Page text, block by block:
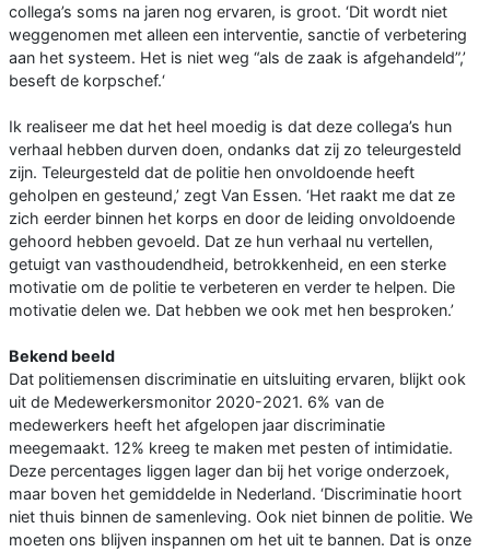
collega’s soms na jaren nog ervaren, is groot. ‘Dit wordt niet
weggenomen met alleen een interventie, sanctie of verbetering
aan het systeem. Het is niet weg “als de zaak is afgehandeld”,’
beseft de korpschef.‘
Ik realiseer me dat het heel moedig is dat deze collega’s hun
verhaal hebben durven doen, ondanks dat zij zo teleurgesteld
zijn. Teleurgesteld dat de politie hen onvoldoende heeft
geholpen en gesteund,’ zegt Van Essen. ‘Het raakt me dat ze
zich eerder binnen het korps en door de leiding onvoldoende
gehoord hebben gevoeld. Dat ze hun verhaal nu vertellen,
getuigt van vasthoudendheid, betrokkenheid, en een sterke
motivatie om de politie te verbeteren en verder te helpen. Die
motivatie delen we. Dat hebben we ook met hen besproken.’
Bekend beeld
Dat politiemensen discriminatie en uitsluiting ervaren, blijkt ook
uit de Medewerkersmonitor 2020-2021. 6% van de
medewerkers heeft het afgelopen jaar discriminatie
meegemaakt. 12% kreeg te maken met pesten of intimidatie.
Deze percentages liggen lager dan bij het vorige onderzoek,
maar boven het gemiddelde in Nederland. ‘Discriminatie hoort
niet thuis binnen de samenleving. Ook niet binnen de politie. We
moeten ons blijven inspannen om het uit te bannen. Dat is onze